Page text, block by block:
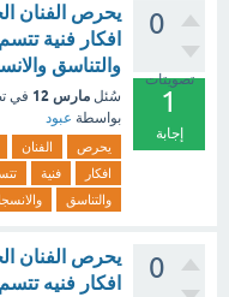
0
تصويتات
1
إجابة
يحرص الفنان
افكار فنية
والتناسق
سُئل مارس 12 في
بواسطة عبود
يحرص الفنان
افكار
فنية
والتناسق
0
يحرص الفنان
افكار فنيه